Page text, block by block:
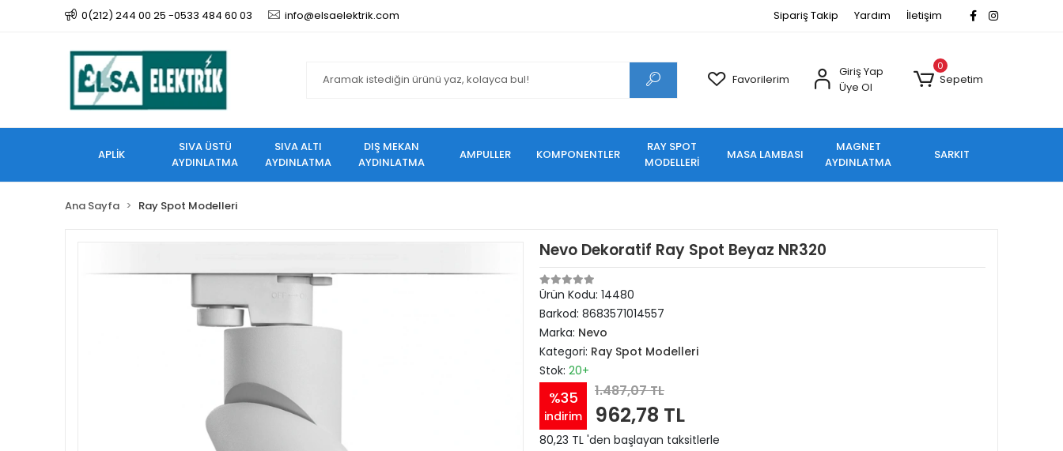
0(212) 244 00 25 -0533 484 60 03 info@elsaelektrik.com Sipariş Takip Yardım İletişim
Favorilerim
Giriş Yap
Üye Ol
0
Sepetim
APLİK
SIVA ÜSTÜ
AYDINLATMA
SIVA ALTI
AYDINLATMA
DIŞ MEKAN
AYDINLATMA
AMPULLER KOMPONENTLER
RAY SPOT
MODELLERİ
MASA LAMBASI
MAGNET
AYDINLATMA
SARKIT
Ana Sayfa Ray Spot Modelleri
Nevo Dekoratif Ray Spot Beyaz NR320
Ürün Kodu: 14480
Barkod: 8683571014557
Marka: Nevo
Kategori: Ray Spot Modelleri
Stok: 20+
%35
indirim
1.487,07 TL
962,78 TL
80,23 TL 'den başlayan taksitlerle